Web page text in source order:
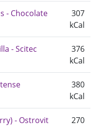
- Chocolate
307
kCal
- Scitec
376
kCal
380
kCal
- Ostrovit
270